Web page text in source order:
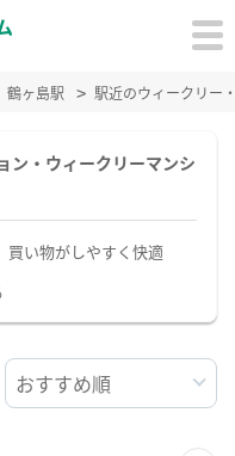
鶴ヶ島駅 駅近のウィークリー
ン・ウィークリーマンシ
買い物がしやすく快適